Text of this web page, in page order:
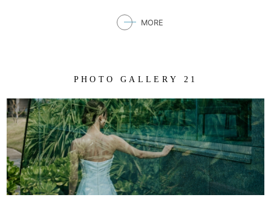
MORE
P HO TO G A L LE R Y 2 1